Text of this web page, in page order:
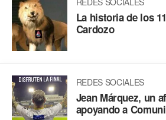
La historia de los
Cardozo
REDES SOCIALES
Jean Márquez, un
apoyando a